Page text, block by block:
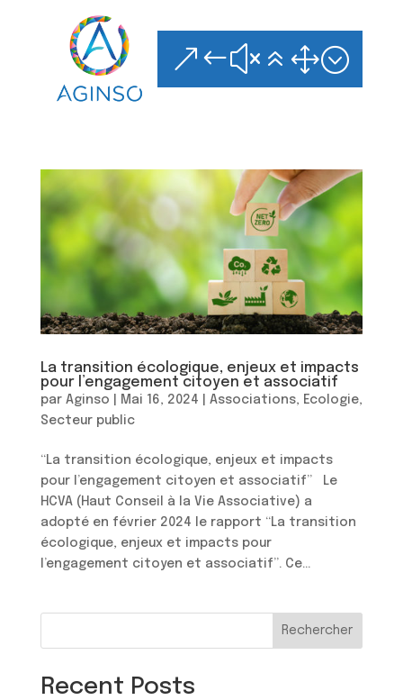
&#x61;
La transition écologique, enjeux et impacts
pour l’engagement citoyen et associatif
par Aginso Mai 16, 2024 Associations, Ecologie,
Secteur public
“La transition écologique, enjeux et impacts
pour l’engagement citoyen et associatif” Le
HCVA (Haut Conseil à la Vie Associative) a
adopté en février 2024 le rapport “La transition
écologique, enjeux et impacts pour
l’engagement citoyen et associatif”. Ce...
Rechercher
Recent Posts